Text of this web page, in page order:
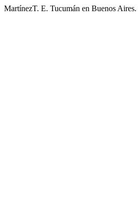
MartínezT. E. Tucumán en Buenos Aires.